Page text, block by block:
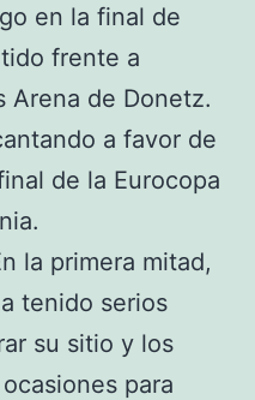
en la final de
frente a
Arena de Donetz.
a favor de
de la Eurocopa
la primera mitad,
tenido serios
su sitio y los
para